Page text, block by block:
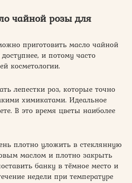
чайной розы для
приготовить масло чайной
и потому часто
косметологии.
лепестки роз, которые точно
химикатами. Идеальное
В это время цветы наиболее
плотно уложить в стеклянную
маслом и плотно закрыть
банку в тёмное место и
недели при температуре